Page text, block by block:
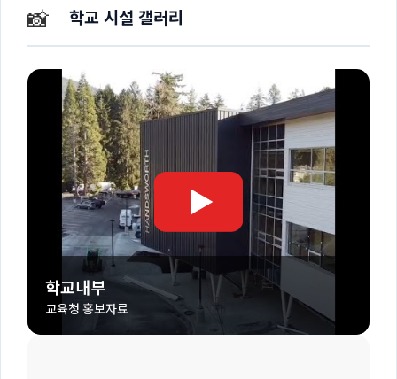
📸 학교 시설 갤러리
학교내부
교육청 홍보자료